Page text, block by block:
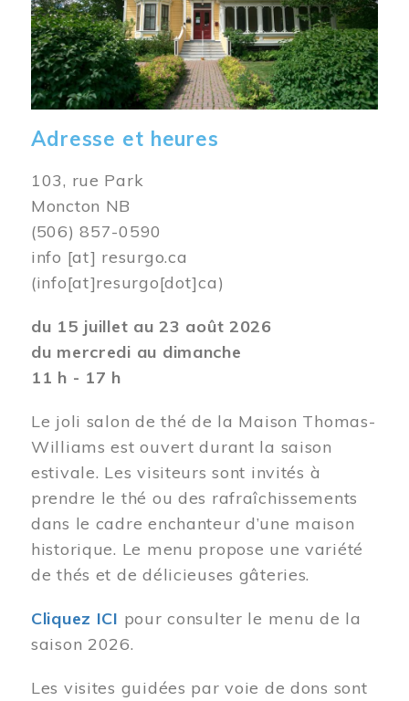
Adresse et heures
103, rue Park
Moncton NB
(506) 857-0590
info [at] resurgo.ca
(info[at]resurgo[dot]ca)
du 15 juillet au 23 août 2026
du mercredi au dimanche
11 h - 17 h
Le joli salon de thé de la Maison Thomas-
Williams est ouvert durant la saison
estivale. Les visiteurs sont invités à
prendre le thé ou des rafraîchissements
dans le cadre enchanteur d’une maison
historique. Le menu propose une variété
de thés et de délicieuses gâteries.
Cliquez ICI pour consulter le menu de la
saison 2026.
Les visites guidées par voie de dons sont